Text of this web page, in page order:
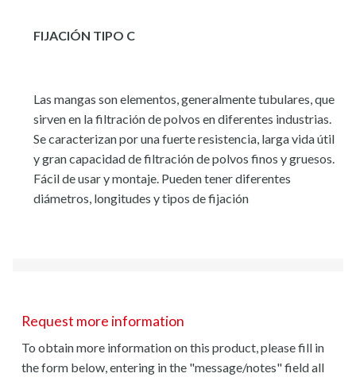
FIJACIÓN TIPO C
Las mangas son elementos, generalmente tubulares, que
sirven en la filtración de polvos en diferentes industrias.
Se caracterizan por una fuerte resistencia, larga vida útil
y gran capacidad de filtración de polvos finos y gruesos.
Fácil de usar y montaje. Pueden tener diferentes
diámetros, longitudes y tipos de fijación
Request more information
To obtain more information on this product, please fill in
the form below, entering in the "message/notes" field all